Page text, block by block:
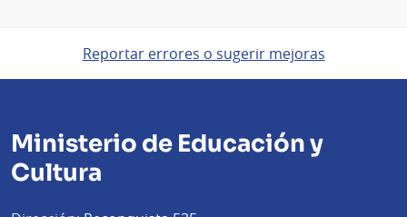
Reportar errores o sugerir mejoras
Ministerio de Educación y
Cultura